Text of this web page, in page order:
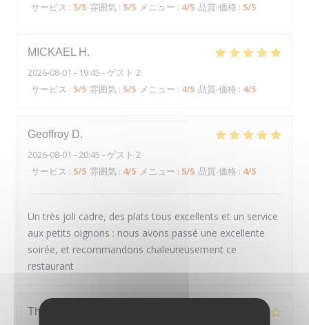
サービス : 5/5 雰囲気 : 5/5 メニュー : 4/5 品質-価格 : 5/5
MICKAEL H
2026-08-01 - 19:45 - ゲスト 2
サービス : 5/5 雰囲気 : 5/5 メニュー : 4/5 品質-価格 : 4/5
Geoffroy D
2026-08-01 - 20:45 - ゲスト 2
サービス : 5/5 雰囲気 : 4/5 メニュー : 5/5 品質-価格 : 4/5
Un très joli cadre, des plats tous excellents et un service
aux petits oignons : nous avons passé une excellente
soirée, et recommandons chaleureusement ce
restaurant
Thierry